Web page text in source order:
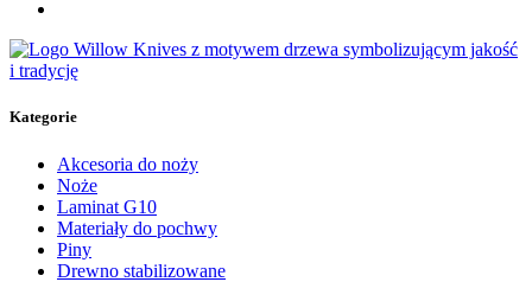
Kategorie
Akcesoria do noży
Noże
Laminat G10
Materiały do pochwy
Piny
Drewno stabilizowane